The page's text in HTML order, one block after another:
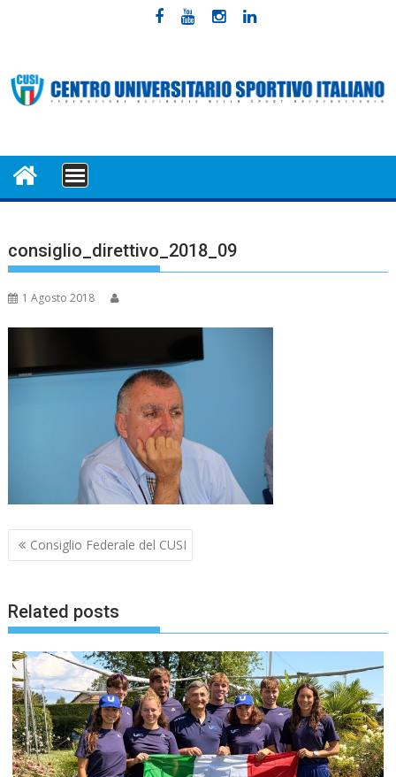
MENU
consiglio_direttivo_2018_09
1 Agosto 2018
Navigazione
articoli
Consiglio Federale del CUSI
Related posts